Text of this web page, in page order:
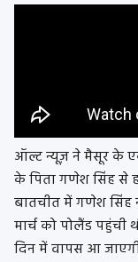
ऑल्ट न्यूज़ ने मैसूर के
के पिता गणेश सिंह से
बातचीत में गणेश सिंह
मार्च को पोलैंड पहुंची
दिन में वापस आ